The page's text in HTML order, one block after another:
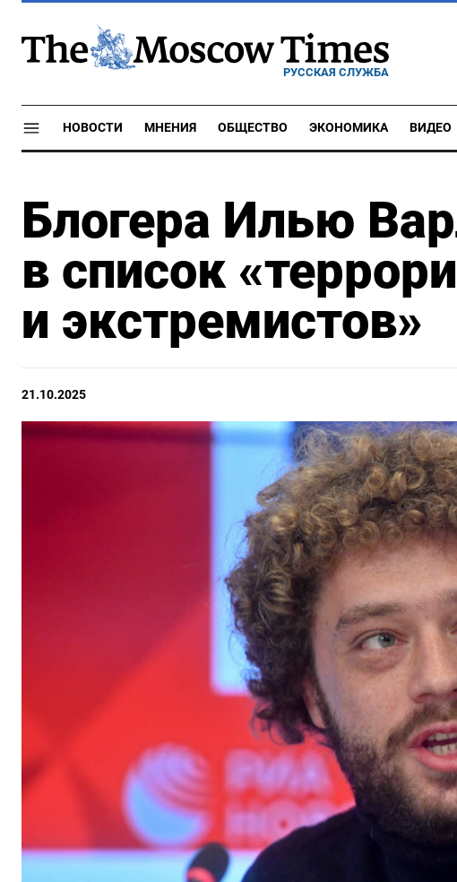
РУССКАЯ СЛУЖБА
НОВОСТИ МНЕНИЯ ОБЩЕСТВО ЭКОНОМИКА ВИДЕО
Блогера Илью
в список
и экстремистов»
21.10.2025